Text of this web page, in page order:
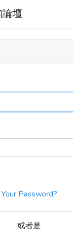
壇
Password?
或者是